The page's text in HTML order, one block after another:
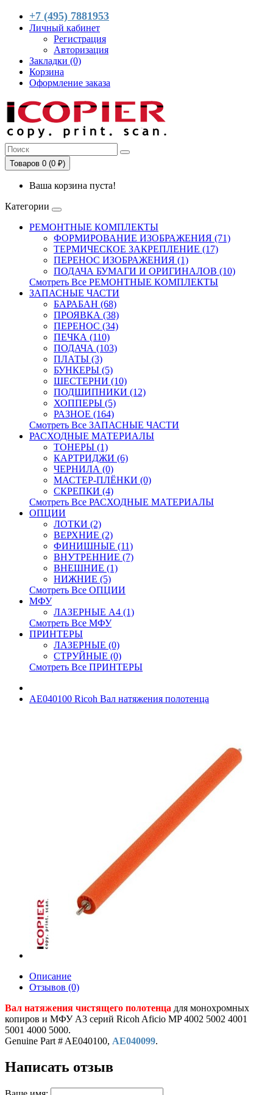
+7 (495) 7881953
Личный кабинет
Регистрация
Авторизация
Закладки (0)
Корзина
Оформление заказа
Товаров 0 (0 ₽)
Ваша корзина пуста!
Категории
РЕМОНТНЫЕ КОМПЛЕКТЫ
ФОРМИРОВАНИЕ ИЗОБРАЖЕНИЯ (71)
ТЕРМИЧЕСКОЕ ЗАКРЕПЛЕНИЕ (17)
ПЕРЕНОС ИЗОБРАЖЕНИЯ (1)
ПОДАЧА БУМАГИ И ОРИГИНАЛОВ (10)
Смотреть Все РЕМОНТНЫЕ КОМПЛЕКТЫ
ЗАПАСНЫЕ ЧАСТИ
БАРАБАН (68)
ПРОЯВКА (38)
ПЕРЕНОС (34)
ПЕЧКА (110)
ПОДАЧА (103)
ПЛАТЫ (3)
БУНКЕРЫ (5)
ШЕСТЕРНИ (10)
ПОДШИПНИКИ (12)
ХОППЕРЫ (5)
РАЗНОЕ (164)
Смотреть Все ЗАПАСНЫЕ ЧАСТИ
РАСХОДНЫЕ МАТЕРИАЛЫ
ТОНЕРЫ (1)
КАРТРИДЖИ (6)
ЧЕРНИЛА (0)
МАСТЕР-ПЛЁНКИ (0)
СКРЕПКИ (4)
Смотреть Все РАСХОДНЫЕ МАТЕРИАЛЫ
ОПЦИИ
ЛОТКИ (2)
ВЕРХНИЕ (2)
ФИНИШНЫЕ (11)
ВНУТРЕННИЕ (7)
ВНЕШНИЕ (1)
НИЖНИЕ (5)
Смотреть Все ОПЦИИ
МФУ
ЛАЗЕРНЫЕ A4 (1)
Смотреть Все МФУ
ПРИНТЕРЫ
ЛАЗЕРНЫЕ (0)
СТРУЙНЫЕ (0)
Смотреть Все ПРИНТЕРЫ
AE040100 Ricoh Вал натяжения полотенца
Описание
Отзывов (0)
Вал натяжения чистящего полотенца для монохромных
копиров и МФУ A3 серий Ricoh Aficio MP 4002 5002 4001
5001 4000 5000.
Genuine Part # AE040100, AE040099.
Написать отзыв